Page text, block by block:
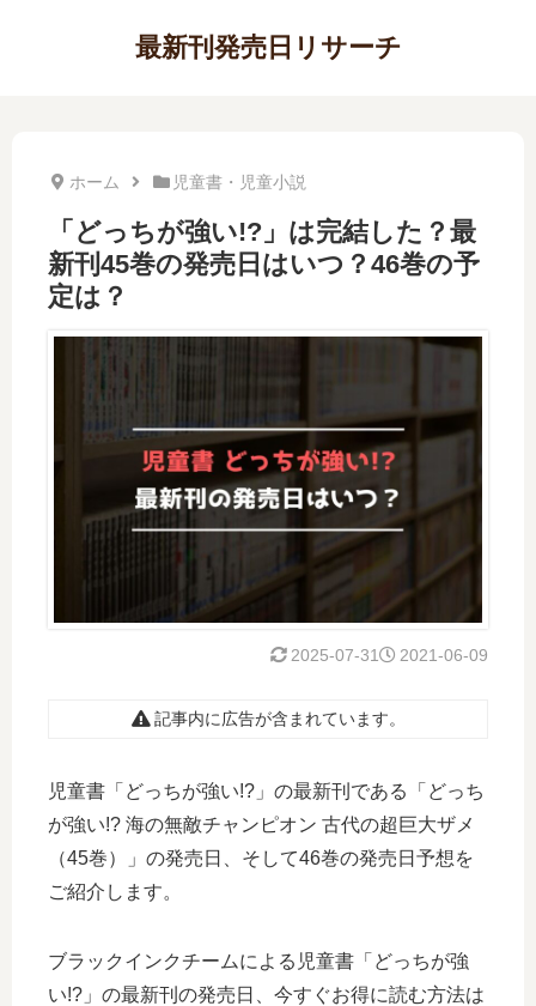
最新刊発売日リサーチ
ホーム 児童書・児童小説
「どっちが強い!?」は完結した？最
新刊45巻の発売日はいつ？46巻の予
定は？
2021-06-09
2025-07-31
記事内に広告が含まれています。
児童書「どっちが強い!?」の最新刊である「どっち
が強い!? 海の無敵チャンピオン 古代の超巨大ザメ
（45巻）」の発売日、そして46巻の発売日予想を
ご紹介します。
ブラックインクチームによる児童書「どっちが強
い!?」の最新刊の発売日、今すぐお得に読む方法は